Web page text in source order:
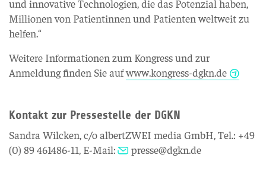
und innovative Technologien, die das Potenzial haben,
Millionen von Patientinnen und Patienten weltweit zu
helfen.“
Weitere Informationen zum Kongress und zur
Anmeldung finden Sie aufwww.kongress-dgkn.de
Kontakt zur Pressestelle der DGKN
Sandra Wilcken, c/o albertZWEI media GmbH, Tel.: +49
(0) 89 461486-11, E-Mail:
presse@dgkn.de